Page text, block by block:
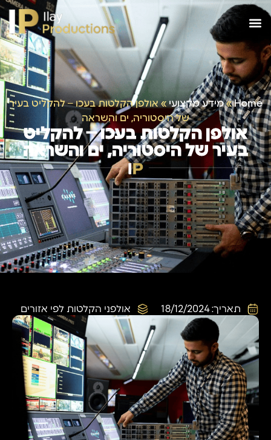
Home
»מידע מקצועי»אולפן הקלטות בעכו – להקליט בעיר
של היסטוריה, ים והשראה
אולפן הקלטות בעכו – להקליט
בעיר של היסטוריה, ים והשראה
תאריך: 18/12/2024 אולפני הקלטות לפי אזורים